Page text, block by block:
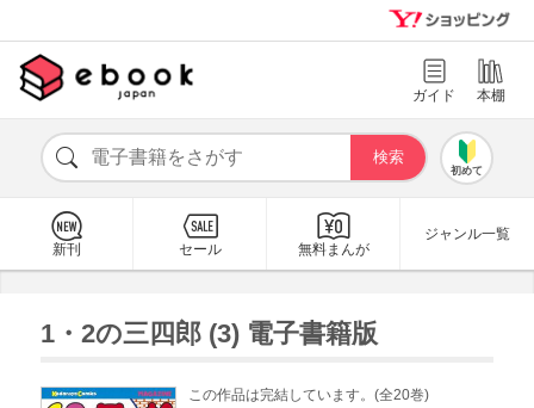
ガイド 本棚
初めて
新刊 セール 無料まんが
ジャンル一覧
1・2の三四郎 (3) 電子書籍版
この作品は完結しています。(全20巻)